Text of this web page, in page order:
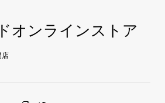
オンラインストア
店